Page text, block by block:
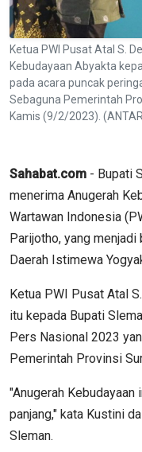
Ketua PWI Pusat Atal S.
Kebudayaan Abyakta
pada acara puncak
Sebaguna Pemerintah
Kamis (9/2/2023).
Sahabat.com - Bupati
menerima Anugerah
Wartawan Indonesia
Parijotho, yang
Daerah Istimewa
Ketua PWI Pusat Atal
itu kepada Bupati
Pers Nasional 2023
Pemerintah Provinsi
"Anugerah
panjang," kata Kustini
Sleman.